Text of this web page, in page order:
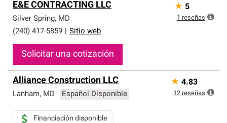
E&E CONTRACTING LLC
Silver Spring, MD
(240) 417-5859
Sitio web
Solicitar una cotización
★ 5
1 reseñas
Alliance Construction LLC
Lanham, MD Español Disponible
Financiación disponible
★ 4.83
12 reseñas